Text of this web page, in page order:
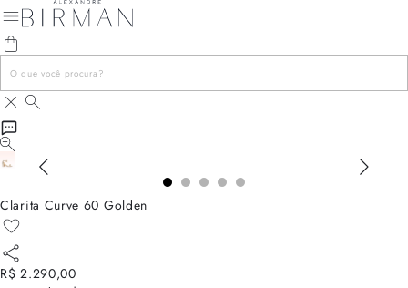
Clarita Curve 60 Golden
R$ 2.290,00